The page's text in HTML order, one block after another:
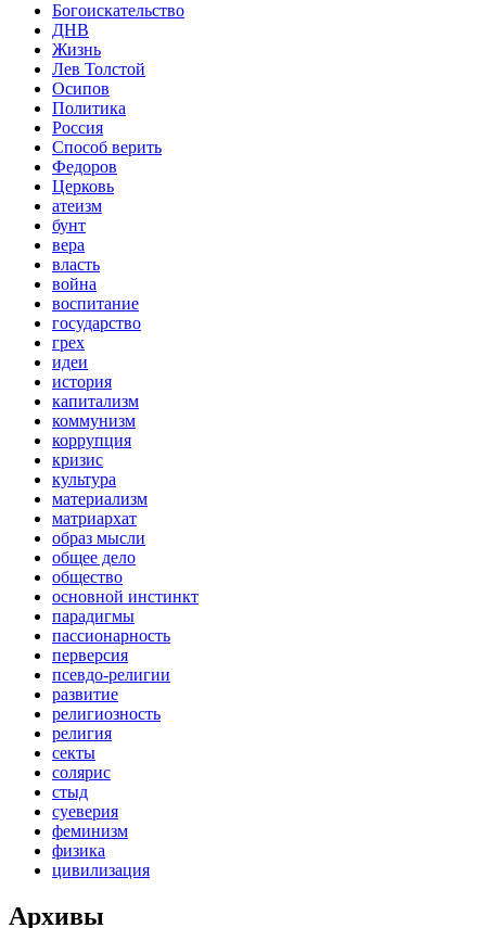
Богоискательство
ДНВ
Жизнь
Лев Толстой
Осипов
Политика
Россия
Способ верить
Федоров
Церковь
атеизм
бунт
вера
власть
война
воспитание
государство
грех
идеи
история
капитализм
коммунизм
коррупция
кризис
культура
материализм
матриархат
образ мысли
общее дело
общество
основной инстинкт
парадигмы
пассионарность
перверсия
псевдо-религии
развитие
религиозность
религия
секты
солярис
стыд
суеверия
феминизм
физика
цивилизация
Архивы